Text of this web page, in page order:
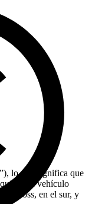
lo que significa que
un vehículo
en el sur, y